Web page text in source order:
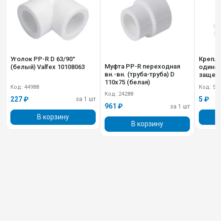
Уголок PP-R D 63/90°
(белый) Valfex 10108063
Код: 44988
227 ₽ за 1 шт
В корзину
Муфта PP-R переходная
вн.-вн. (труба-труба) D
110х75 (белая)
Код: 24288
961 ₽ за 1 шт
В корзину
Код:
5 ₽